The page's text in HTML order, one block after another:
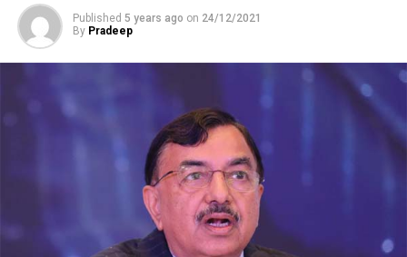
Published 5 years ago on 24/12/2021
By Pradeep